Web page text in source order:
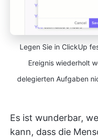
Legen Sie in ClickUp
Ereignis wiederholt
delegierten Aufgaben
Es ist wunderbar,
kann, dass die